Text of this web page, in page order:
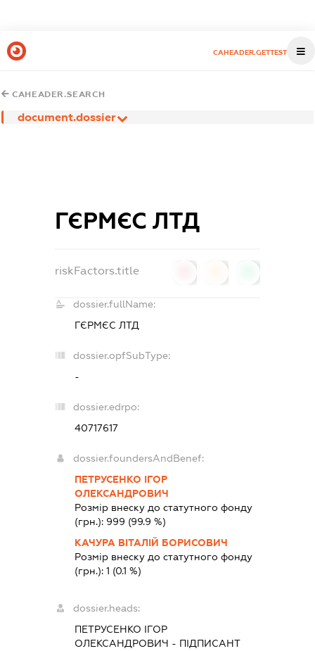
CAHEADER.GETTEST
CAHEADER.SEARCH
document.dossier
ГЄРМЄС ЛТД
riskFactors.title
dossier.fullName:
ГЄРМЄС ЛТД
dossier.opfSubType:
-
dossier.edrpo:
40717617
dossier.foundersAndBenef:
ПЕТРУСЕНКО ІГОР
ОЛЕКСАНДРОВИЧ
Розмір внеску до статутного фонду
(грн.): 999 (99.9 %)
КАЧУРА ВІТАЛІЙ БОРИСОВИЧ
Розмір внеску до статутного фонду
(грн.):1 (0.1 %)
dossier.heads:
ПЕТРУСЕНКО ІГОР
ОЛЕКСАНДРОВИЧ - ПІДПИСАНТ